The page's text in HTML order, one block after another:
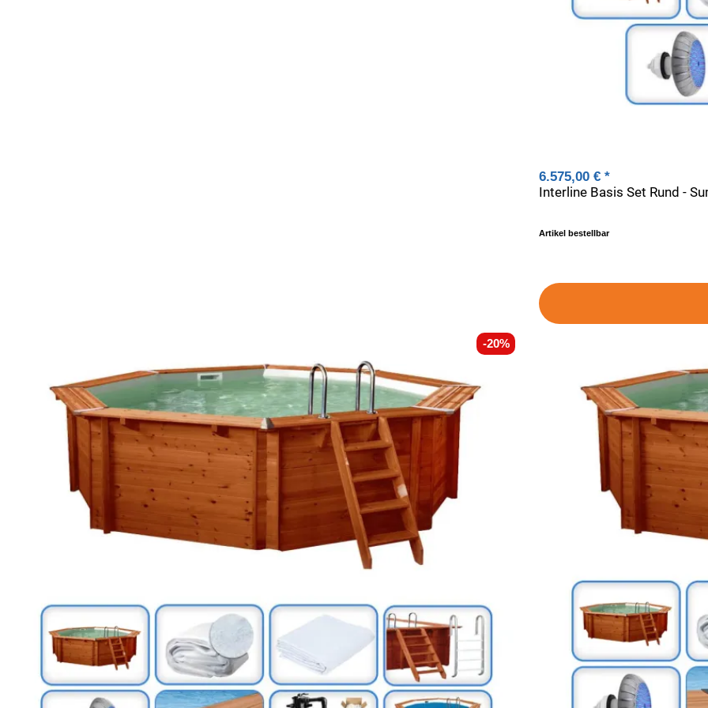
Interline Basis Set Rund -
6.575,00 € *
Artikel bestellbar
-20%